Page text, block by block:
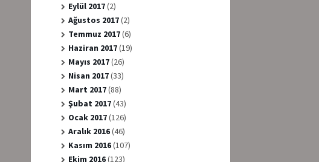
Eylül 2017(2)
Ağustos 2017(2)
Temmuz 2017(6)
Haziran 2017(19)
Mayıs 2017(26)
Nisan 2017(33)
Mart 2017(88)
Şubat 2017(43)
Ocak 2017(126)
Aralık 2016(46)
Kasım 2016(107)
Ekim 2016(123)